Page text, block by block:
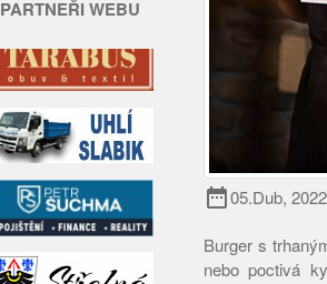
PARTNEŘI WEBU
date_range05.Dub, 2022
Burger s
nebo poctivá